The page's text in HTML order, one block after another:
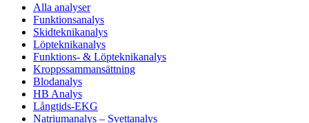
Alla analyser
Funktionsanalys
Skidteknikanalys
Löpteknikanalys
Funktions- & Löpteknikanalys
Kroppssammansättning
Blodanalys
HB Analys
Långtids-EKG
Natriumanalys – Svettanalys